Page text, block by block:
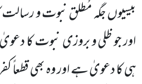
بیسیوں جگہ مُطلق نبوت و
اور جو ظلی وبروزی نبوت کا
ہی کا دعویٰ ہے اور وہ بھی قطعاً